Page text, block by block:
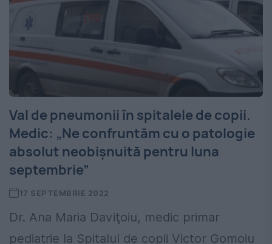
Val de pneumonii în spitalele de copii.
Medic: „Ne confruntăm cu o patologie
absolut neobişnuită pentru luna
septembrie”
17 SEPTEMBRIE 2022
Dr. Ana Maria Daviţoiu, medic primar
pediatrie la Spitalul de copii Victor Gomoiu